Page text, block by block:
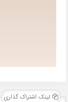
لینک اشتراک گذاری